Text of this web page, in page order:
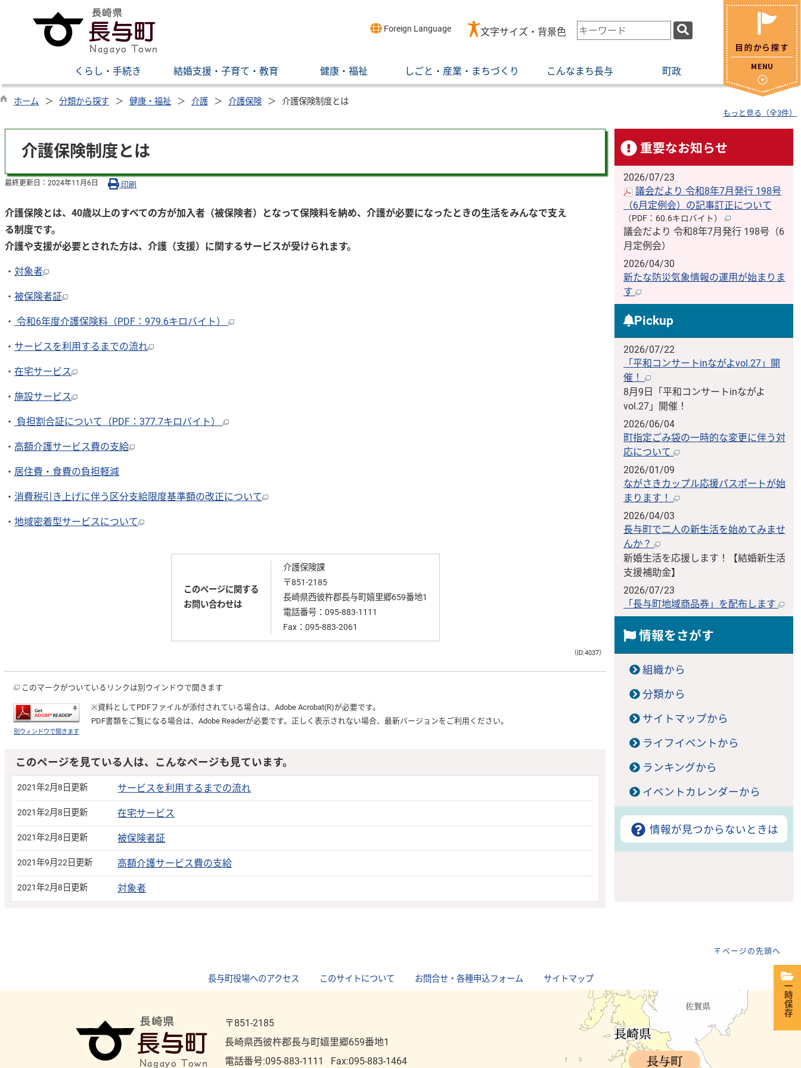
Foreign Language 文字サイズ・背景色
検
索
ー
ワ
くらし・手続き 結婚支援・子育て・教育 健康・福祉 しごと・産業・まちづくり こんなまち長与 町政
ホーム 分類から探す 健康・福祉 介護 介護保険 介護保険制度とは
もっと見る（全3件）
介護保険制度とは
最終更新日： 2024年11月6日 印刷
介護保険とは、40歳以上のすべての方が加入者（被保険者）となって保険料を納め、介護が必要になったときの生活をみんなで支え
る制度です。
介護や支援が必要とされた方は、介護（支援）に関するサービスが受けられます。
・ 対象者
・ 被保険者証
・ 令和6年度介護保険料（PDF：979.6キロバイト）
・ サービスを利用するまでの流れ
・ 在宅サービス
・ 施設サービス
・ 負担割合証について（PDF：377.7キロバイト）
・ 高額介護サービス費の支給
・ 居住費・食費の負担軽減
・ 消費税引き上げに伴う区分支給限度基準額の改正について
・ 地域密着型サービスについて
このページに関する
お問い合わせは
介護保険課
〒851-2185
長崎県西彼杵郡長与町嬉里郷659番地1
電話番号： 095-883-1111
Fax：095-883-2061
（ID:4037）
このマークがついているリンクは別ウインドウで開きます
別ウィンドウで開きます
※資料としてPDFファイルが添付されている場合は、 Adobe Acrobat(R)が必要です。
PDF書類をご覧になる場合は、 Adobe Readerが必要です。正しく表示されない場合、最新バージョンをご利用ください。
このページを見ている人は、こんなページも見ています。
2021年2月8日更新 サービスを利用するまでの流れ
2021年2月8日更新 在宅サービス
2021年2月8日更新 被保険者証
2021年9月22日更新 高額介護サービス費の支給
2021年2月8日更新 対象者
重要なお知らせ
2026/07/23
議会だより 令和8年7月発行 198号
（6月定例会）の記事訂正について
（PDF：60.6キロバイト）
議会だより 令和8年7月発行 198号（6
月定例会）
2026/04/30
新たな防災気象情報の運用が始まりま
す
Pickup
2026/07/22
「平和コンサートinながよvol.27」開
催！
8月9日「平和コンサートinながよ
vol.27」開催！
2026/06/04
町指定ごみ袋の一時的な変更に伴う対
応について
2026/01/09
ながさきカップル応援パスポートが始
まります！
2026/04/03
長与町で二人の新生活を始めてみませ
んか？
新婚生活を応援します！【結婚新生活
支援補助金】
2026/07/23
「長与町地域商品券」を配布します
情報をさがす
組織から
分類から
サイトマップから
ライフイベントから
ランキングから
イベントカレンダーから
情報が見つからないときは
ページの先頭へ
長与町役場へのアクセス このサイトについて お問合せ・各種申込フォーム サイトマップ
〒851-2185
長崎県西彼杵郡長与町嬉里郷659番地1
電話番号:095-883-1111 Fax:095-883-1464
一時保存